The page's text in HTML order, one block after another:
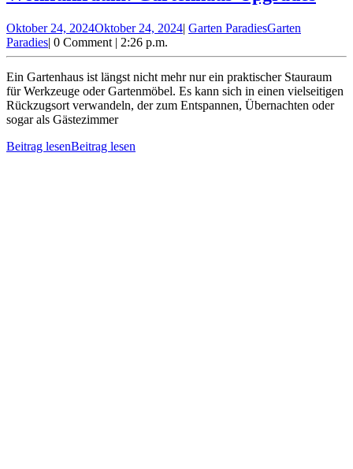
Oktober 24, 2024Oktober 24, 2024| Garten ParadiesGarten
Paradies| 0 Comment | 2:26 p.m.
Ein Gartenhaus ist längst nicht mehr nur ein praktischer Stauraum
für Werkzeuge oder Gartenmöbel. Es kann sich in einen vielseitigen
Rückzugsort verwandeln, der zum Entspannen, Übernachten oder
sogar als Gästezimmer
Beitrag lesenBeitrag lesen